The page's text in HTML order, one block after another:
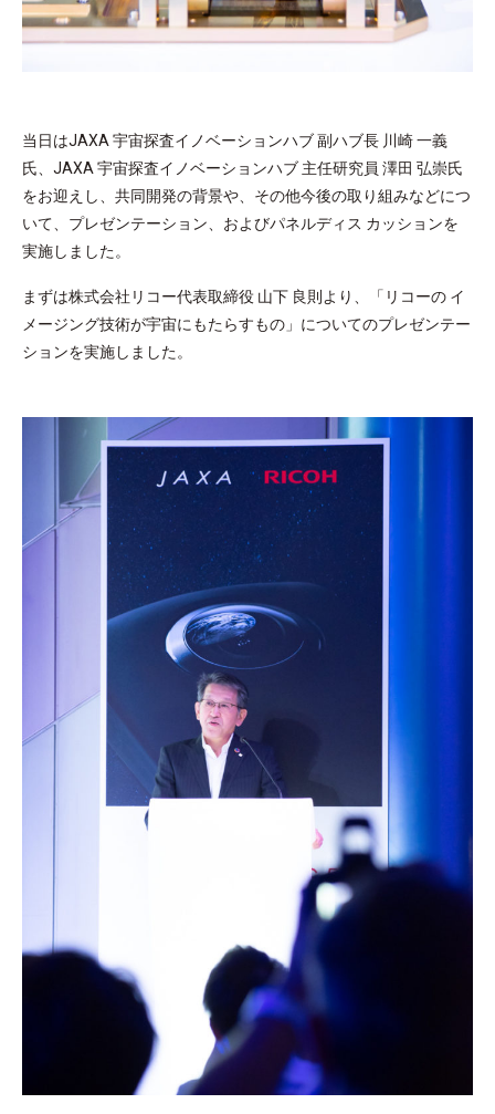
当日はJAXA 宇宙探査イノベーションハブ 副ハブ長 川崎 一義
氏、JAXA 宇宙探査イノベーションハブ 主任研究員 澤田 弘崇氏
をお迎えし、共同開発の背景や、その他今後の取り組みなどにつ
いて、プレゼンテーション、およびパネルディス カッションを
実施しました。
まずは株式会社リコー代表取締役 山下 良則より、「リコーの イ
メージング技術が宇宙にもたらすもの」についてのプレゼンテー
ションを実施しました。